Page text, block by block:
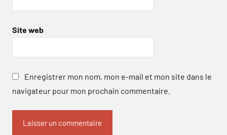
Site web
Enregistrer mon nom, mon e-mail et mon site dans le
navigateur pour mon prochain commentaire.